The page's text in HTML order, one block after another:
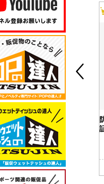
10位
バッテリー＆ウォーマー
5000
特別価格